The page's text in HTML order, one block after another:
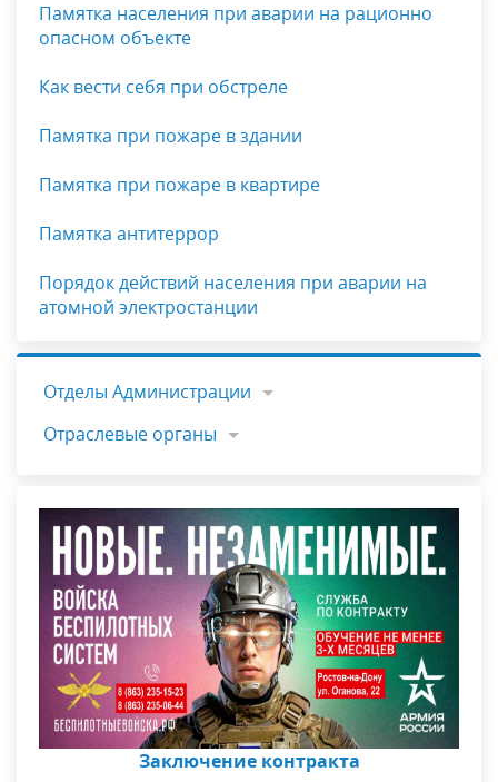
Памятка населения при аварии на рационно
опасном объекте
Как вести себя при обстреле
Памятка при пожаре в здании
Памятка при пожаре в квартире
Памятка антитеррор
Порядок действий населения при аварии на
атомной электростанции
Отделы Администрации
Отраслевые органы
Заключение контракта